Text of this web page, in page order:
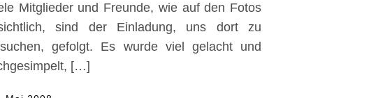
Mitglieder und Freunde, wie auf den Fotos
sind der Einladung, uns dort zu
gefolgt. Es wurde viel gelacht und
[…]